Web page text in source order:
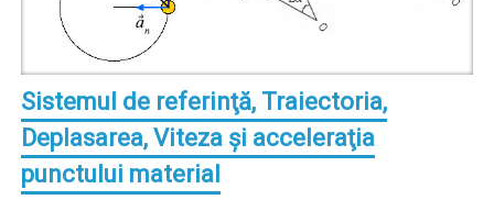
Sistemul de referinţă, Traiectoria,
Deplasarea, Viteza şi acceleraţia
punctului material